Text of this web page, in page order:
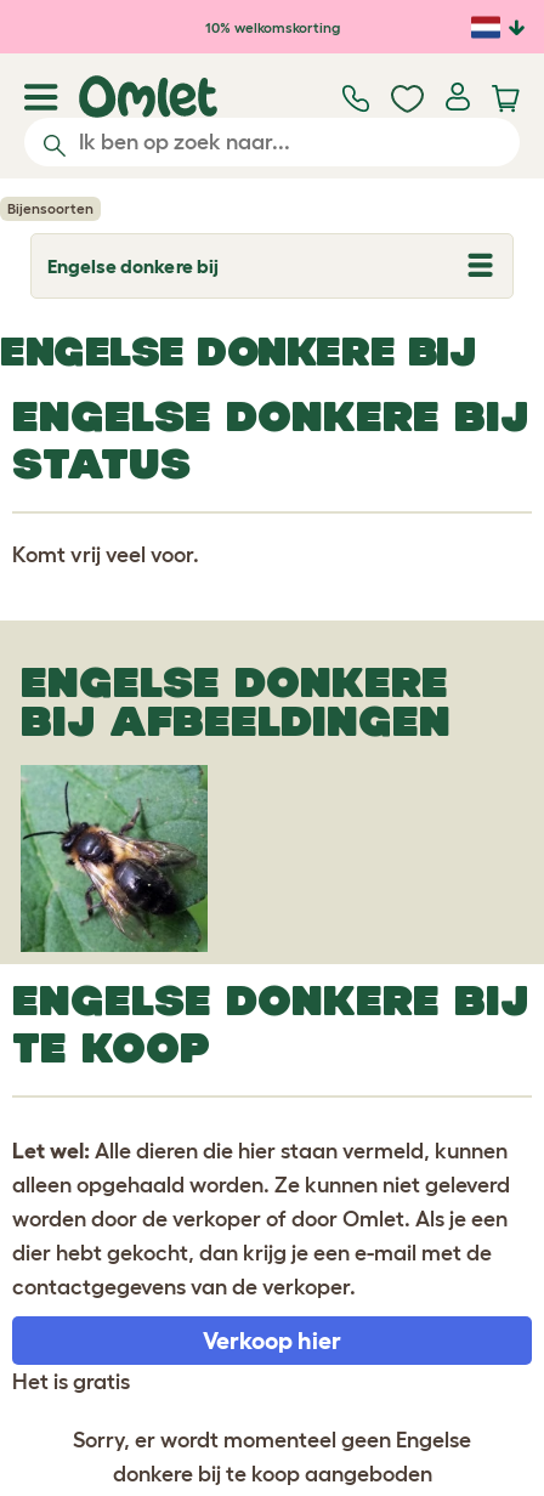
Ga naar de hoofdinhoud
10% welkomskorting
Bijensoorten
Engelse donkere bij
T
o
e
r
o
p
w
ENGELSE DONKERE BIJ
ENGELSE DONKERE BIJ
STATUS
Komt vrij veel voor.
ENGELSE DONKERE
BIJ AFBEELDINGEN
ENGELSE DONKERE BIJ
TE KOOP
Let wel: Alle dieren die hier staan vermeld, kunnen
alleen opgehaald worden. Ze kunnen niet geleverd
worden door de verkoper of door Omlet. Als je een
dier hebt gekocht, dan krijg je een e-mail met de
contactgegevens van de verkoper.
Verkoop hier
Het is gratis
Sorry, er wordt momenteel geen Engelse
donkere bij te koop aangeboden